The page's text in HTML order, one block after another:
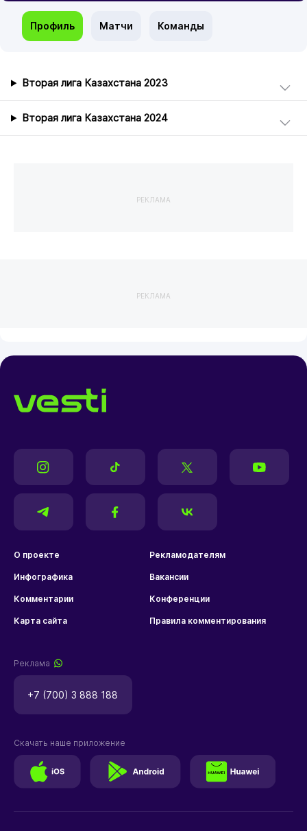
Профиль Матчи Команды
Вторая лига Казахстана 2023
Вторая лига Казахстана 2024
РЕКЛАМА
РЕКЛАМА
О проекте Рекламодателям
Инфографика Вакансии
Комментарии Конференции
Карта сайта Правила комментирования
Реклама
+7 (700) 3 888 188
Скачать наше приложение